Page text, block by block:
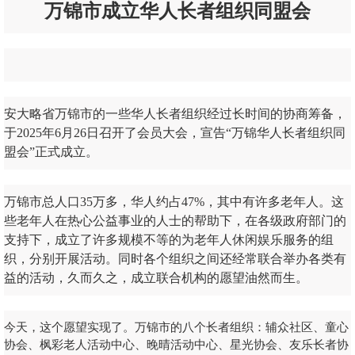
万锦市成立华人长者组织同盟会
安大略省万锦市的一些华人长者组织经过长时间的协商筹备，
于2025年6月26日召开了会员大会，宣告“万锦华人长者组织同
盟会”正式成立。
万锦市总人口35万多，华人约占47%，其中有许多老年人。这
些老年人在热心公益事业的人士的帮助下，在各级政府部门的
支持下，成立了许多规模不等的为老年人休闲娱乐服务的组
织，分别开展活动。同时各个组织之间还经常联合举办各类有
益的活动，久而久之，成立联合机构的愿望油然而生。
今天，这个愿望实现了。万锦市的八个长者组织：辅众社区、童心
协会、枫彩老人活动中心、晚晴活动中心、星光协会、友乐长者协